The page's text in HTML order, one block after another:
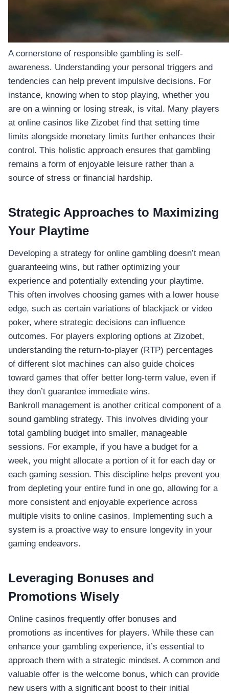
A cornerstone of responsible gambling is self-
awareness. Understanding your personal triggers and
tendencies can help prevent impulsive decisions. For
instance, knowing when to stop playing, whether you
are on a winning or losing streak, is vital. Many players
at online casinos like Zizobet find that setting time
limits alongside monetary limits further enhances their
control. This holistic approach ensures that gambling
remains a form of enjoyable leisure rather than a
source of stress or financial hardship.
Strategic Approaches to Maximizing
Your Playtime
Developing a strategy for online gambling doesn’t mean
guaranteeing wins, but rather optimizing your
experience and potentially extending your playtime.
This often involves choosing games with a lower house
edge, such as certain variations of blackjack or video
poker, where strategic decisions can influence
outcomes. For players exploring options at Zizobet,
understanding the return-to-player (RTP) percentages
of different slot machines can also guide choices
toward games that offer better long-term value, even if
they don’t guarantee immediate wins.
Bankroll management is another critical component of a
sound gambling strategy. This involves dividing your
total gambling budget into smaller, manageable
sessions. For example, if you have a budget for a
week, you might allocate a portion of it for each day or
each gaming session. This discipline helps prevent you
from depleting your entire fund in one go, allowing for a
more consistent and enjoyable experience across
multiple visits to online casinos. Implementing such a
system is a proactive way to ensure longevity in your
gaming endeavors.
Leveraging Bonuses and
Promotions Wisely
Online casinos frequently offer bonuses and
promotions as incentives for players. While these can
enhance your gambling experience, it’s essential to
approach them with a strategic mindset. A common and
valuable offer is the welcome bonus, which can provide
new users with a significant boost to their initial